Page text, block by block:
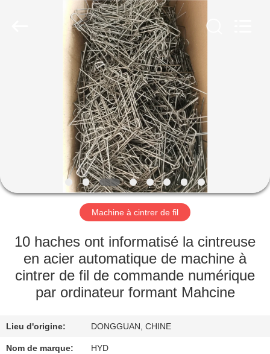
PRODUITS
DE
NOUS
VISITE
D'USINE
CONTRÔLE
QUALITÉ
Machine à cintrer de fil
10 haches ont informatisé la cintreuse
en acier automatique de machine à
cintrer de fil de commande numérique
par ordinateur formant Mahcine
Lieu d'origine: DONGGUAN, CHINE
Nom de marque: HYD